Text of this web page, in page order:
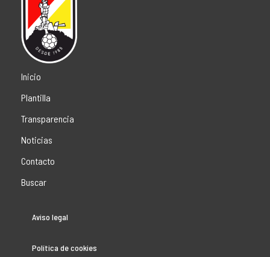
Inicio
Plantilla
Transparencia
Noticias
Contacto
Buscar
Aviso legal
Política de cookies